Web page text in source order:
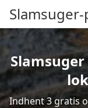
Indhent 3 gratis